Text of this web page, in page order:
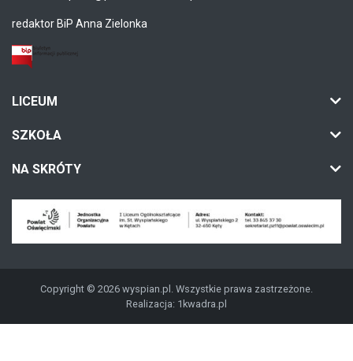
redaktor BiP Anna Zielonka
LICEUM
SZKOŁA
NA SKRÓTY
Copyright © 2026 wyspian.pl. Wszystkie prawa zastrzeżone.
Realizacja: 1kwadra.pl